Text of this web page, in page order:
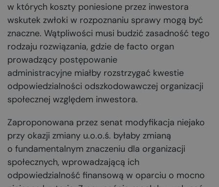
w których koszty poniesione przez inwestora
wskutek zwłoki w rozpoznaniu sprawy mogą być
znaczne. Wątpliwości musi budzić zasadność tego
rodzaju rozwiązania, gdzie de facto organ
prowadzący postępowanie
administracyjne miałby rozstrzygać kwestie
odpowiedzialności odszkodowawczej organizacji
społecznej względem inwestora.
Zaproponowana przez senat modyfikacja niejako
przy okazji zmiany u.o.o.ś. byłaby zmianą
o fundamentalnym znaczeniu dla organizacji
społecznych, wprowadzającą ich
odpowiedzialność finansową w oparciu o mocno